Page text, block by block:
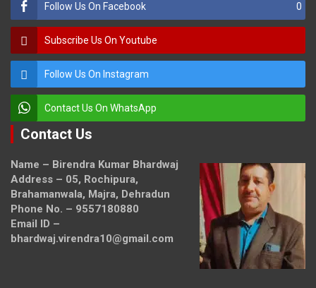
Follow Us On Facebook 0
Subscribe Us On Youtube
Follow Us On Instagram
Contact Us On WhatsApp
Contact Us
Name – Birendra Kumar Bhardwaj
Address – 05, Rochipura,
Brahamanwala, Majra, Dehradun
Phone No. – 9557180880
Email ID –
bhardwaj.virendra10@gmail.com